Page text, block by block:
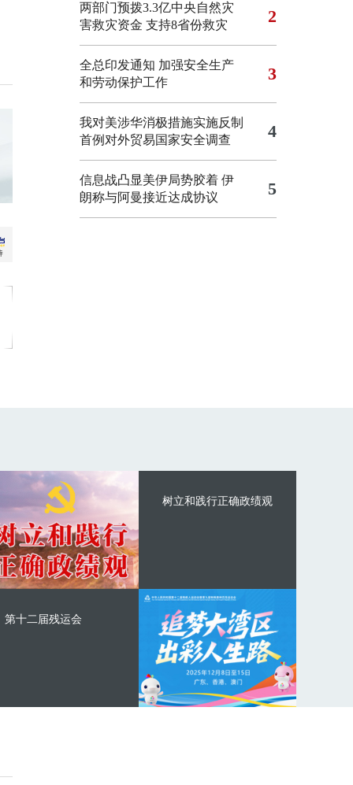
两部门预拨3.3亿中央自然灾
害救灾资金 支持8省份救灾
2
全总印发通知 加强安全生产
和劳动保护工作
3
我对美涉华消极措施实施反制
首例对外贸易国家安全调查
4
信息战凸显美伊局势胶着 伊
朗称与阿曼接近达成协议
5
树立和践行正确政绩观
第十二届残运会